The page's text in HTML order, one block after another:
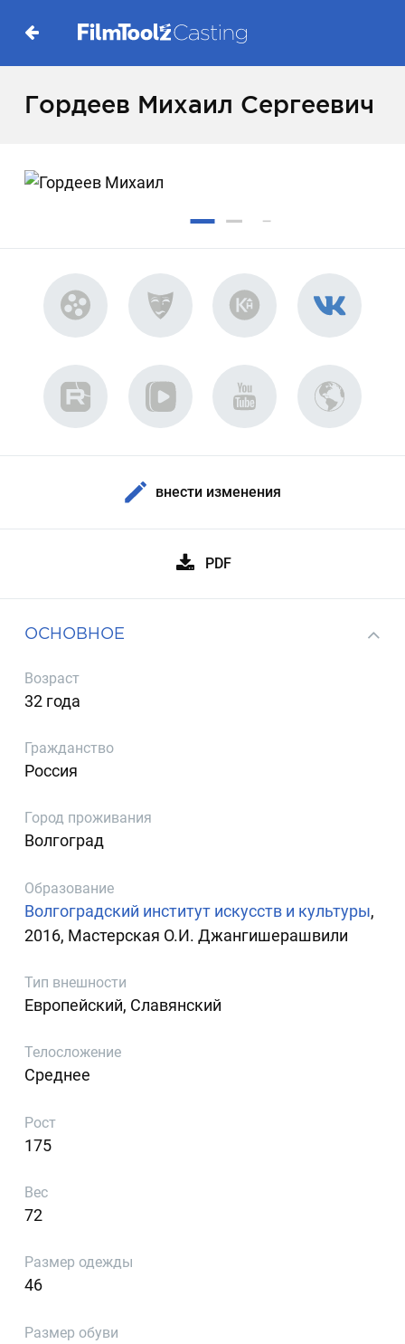
Гордеев Михаил Сергеевич
внести изменения
PDF
ОСНОВНОЕ
Возраст
32 года
Гражданство
Россия
Город проживания
Волгоград
Образование
Волгоградский институт искусств и культуры,
2016, Мастерская О.И. Джангишерашвили
Тип внешности
Европейский, Славянский
Телосложение
Среднее
Рост
175
Вес
72
Размер одежды
46
Размер обуви